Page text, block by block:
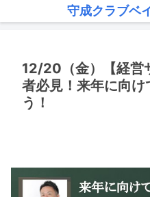
守成クラブベ
12/20（金）【経
者必見！来年に向け
う！